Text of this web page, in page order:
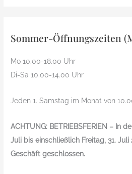
Sommer-Öffnungszeiten
Mo 10.00-18.00 Uhr
Di-Sa 10.00-14.00 Uhr
Jeden 1. Samstag im Monat von
ACHTUNG: BETRIEBSFERIEN – In
Juli bis einschließlich Freitag, 31.
Geschäft geschlossen.